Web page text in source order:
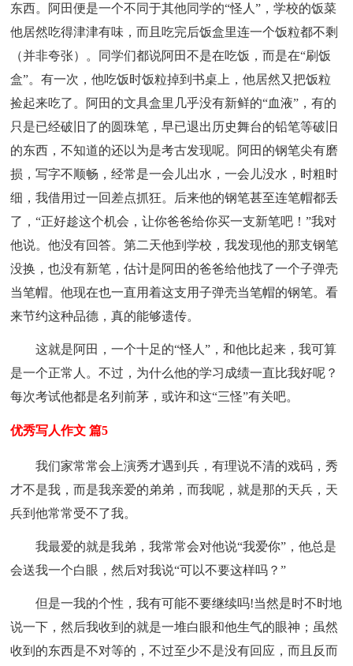
东西。阿田便是一个不同于其他同学的“怪人”，学校的饭菜
他居然吃得津津有味，而且吃完后饭盒里连一个饭粒都不剩
（并非夸张）。同学们都说阿田不是在吃饭，而是在“刷饭
盒”。有一次，他吃饭时饭粒掉到书桌上，他居然又把饭粒
捡起来吃了。阿田的文具盒里几乎没有新鲜的“血液”，有的
只是已经破旧了的圆珠笔，早已退出历史舞台的铅笔等破旧
的东西，不知道的还以为是考古发现呢。阿田的钢笔尖有磨
损，写字不顺畅，经常是一会儿出水，一会儿没水，时粗时
细，我借用过一回差点抓狂。后来他的钢笔甚至连笔帽都丢
了，“正好趁这个机会，让你爸爸给你买一支新笔吧！”我对
他说。他没有回答。第二天他到学校，我发现他的那支钢笔
没换，也没有新笔，估计是阿田的爸爸给他找了一个子弹壳
当笔帽。他现在也一直用着这支用子弹壳当笔帽的钢笔。看
来节约这种品德，真的能够遗传。
这就是阿田，一个十足的“怪人”，和他比起来，我可算
是一个正常人。不过，为什么他的学习成绩一直比我好呢？
每次考试他都是名列前茅，或许和这“三怪”有关吧。
优秀写人作文 篇5
我们家常常会上演秀才遇到兵，有理说不清的戏码，秀
才不是我，而是我亲爱的弟弟，而我呢，就是那的天兵，天
兵到他常常受不了我。
我最爱的就是我弟，我常常会对他说“我爱你”，他总是
会送我一个白眼，然后对我说“可以不要这样吗？”
但是一我的个性，我有可能不要继续吗!当然是时不时地
说一下，然后我收到的就是一堆白眼和他生气的眼神；虽然
收到的东西是不对等的，不过至少不是没有回应，而且反而